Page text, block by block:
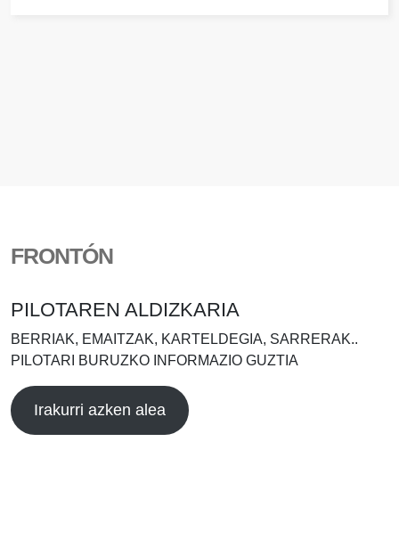
FRONTÓN
PILOTAREN ALDIZKARIA
BERRIAK, EMAITZAK, KARTELDEGIA, SARRERAK..
PILOTARI BURUZKO INFORMAZIO GUZTIA
Irakurri azken alea